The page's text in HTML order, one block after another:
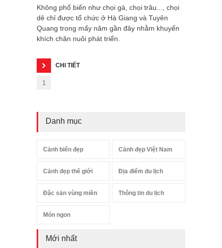
Không phổ biến như chọi gà, chọi trâu..., chọi
dê chỉ được tổ chức ở Hà Giang và Tuyên
Quang trong mấy năm gần đây nhằm khuyến
khích chăn nuôi phát triển.
CHI TIẾT
1
Danh mục
Cảnh biển đẹp Cảnh đẹp Việt Nam
Cảnh đẹp thế giới Địa điểm du lịch
Đặc sản vùng miền Thông tin du lịch
Món ngon
Mới nhất